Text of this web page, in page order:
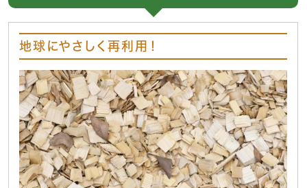
地球にやさしく再利用！